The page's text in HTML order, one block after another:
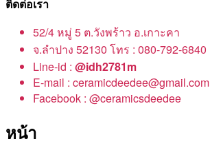
ติดต่อเรา
52/4 หมู่ 5 ต.วังพร้าว อ.เกาะคา
จ.ลำปาง 52130 โทร : 080-792-6840
Line-id : @idh2781m
E-mail : ceramicdeedee@gmail.com
Facebook : @ceramicsdeedee
หน้า